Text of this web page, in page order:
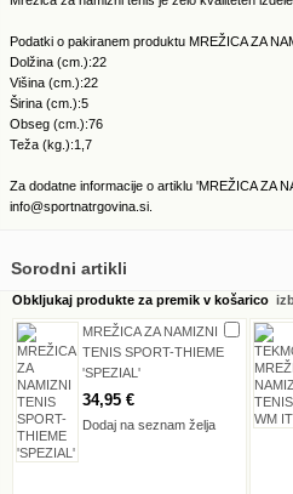
Podatki o pakiranem produktu MREŽICA ZA
Dolžina (cm.):22
Višina (cm.):22
Širina (cm.):5
Obseg (cm.):76
Teža (kg.):1,7
Za dodatne informacije o artiklu 'MREŽICA ZA
info@sportnatrgovina.si.
Sorodni artikli
Obkljukaj produkte za premik v košarico
MREŽICA ZA NAMIZNI
TENIS SPORT-THIEME
'SPEZIAL'
34,95 €
Dodaj na seznam želja